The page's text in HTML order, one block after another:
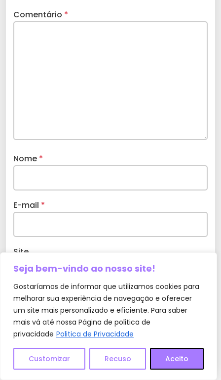
Seja bem-vindo ao nosso site!
Gostaríamos de informar que utilizamos cookies para
melhorar sua experiência de navegação e oferecer
um site mais personalizado e eficiente. Para saber
mais vá até nossa Página de politica de
privacidade Politica de Privacidade
Customizar Recuso Aceito
Comentário *
Nome *
E-mail *
Site
Salvar meus dados neste navegador para a
próxima vez que eu comentar.